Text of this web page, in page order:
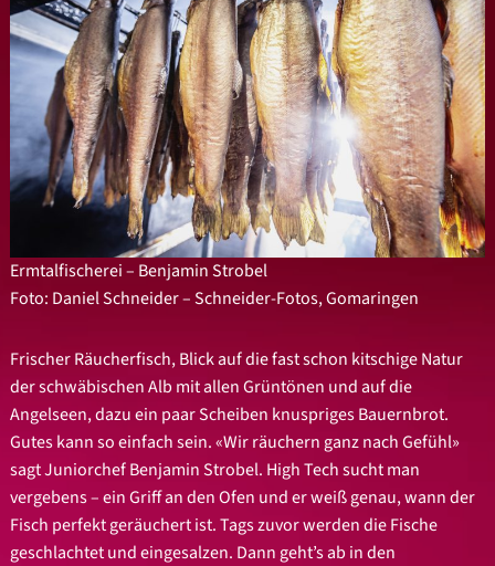
Ermtalfischerei – Benjamin Strobel
Foto: Daniel Schneider – Schneider-Fotos, Gomaringen
Frischer Räucherfisch, Blick auf die fast schon kitschige Natur
der schwäbischen Alb mit allen Grüntönen und auf die
Angelseen, dazu ein paar Scheiben knuspriges Bauernbrot.
Gutes kann so einfach sein. «Wir räuchern ganz nach Gefühl»
sagt Juniorchef Benjamin Strobel. High Tech sucht man
vergebens – ein Griff an den Ofen und er weiß genau, wann der
Fisch perfekt geräuchert ist. Tags zuvor werden die Fische
geschlachtet und eingesalzen. Dann geht’s ab in den